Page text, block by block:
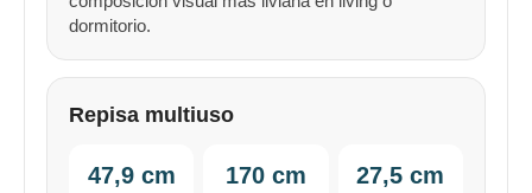
dormitorio.
Repisa multiuso
47,9 cm 170 cm 27,5 cm